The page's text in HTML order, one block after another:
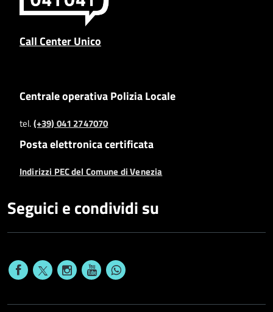
Call Center Unico
Centrale operativa Polizia Locale
tel.(+39) 041 2747070
Posta elettronica certificata
Indirizzi PEC del Comune di Venezia
Seguici e condividi su